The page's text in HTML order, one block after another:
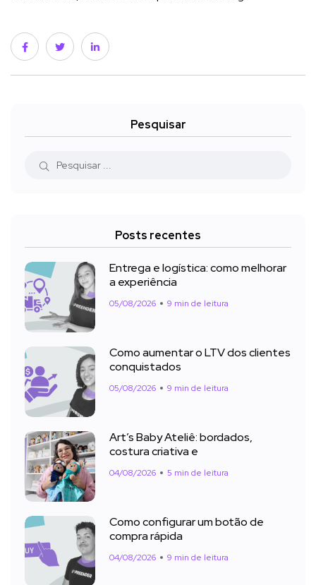
Pesquisar
Posts recentes
Entrega e logística: como melhorar
a experiência
05/08/2026 9 min de leitura
Como aumentar o LTV dos clientes
conquistados
05/08/2026 9 min de leitura
Art’s Baby Ateliê: bordados,
costura criativa e
04/08/2026 5 min de leitura
Como configurar um botão de
compra rápida
04/08/2026 9 min de leitura